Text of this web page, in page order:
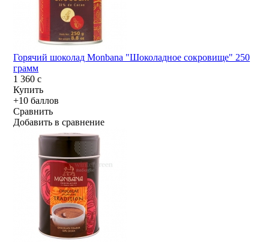
Горячий шоколад Monbana "Шоколадное сокровище" 250
грамм
1 360c
Купить
+10 баллов
Сравнить
Добавить в сравнение